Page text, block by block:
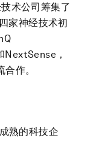
术公司筹集了
家神经技术初
，
作。
熟的科技企